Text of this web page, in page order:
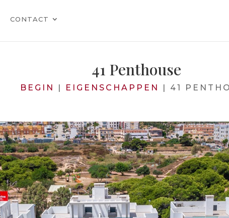
CONTACT
41 Penthouse
BEGIN | EIGENSCHAPPEN | 41